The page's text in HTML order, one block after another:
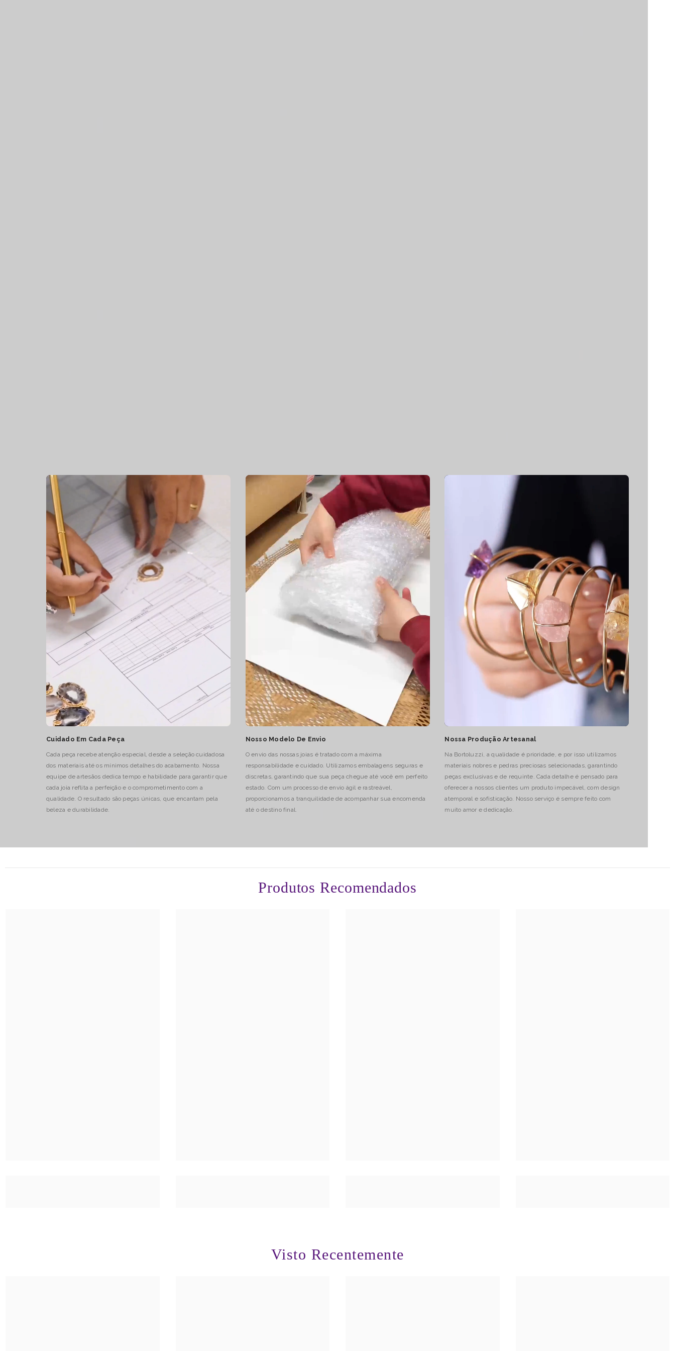
Cuidado Em Cada Peça
Cada peça recebe atenção especial, desde a seleção cuidadosa
dos materiais até os mínimos detalhes do acabamento. Nossa
equipe de artesãos dedica tempo e habilidade para garantir que
cada joia reflita a perfeição e o comprometimento com a
qualidade. O resultado são peças únicas, que encantam pela
beleza e durabilidade.
Nosso Modelo De Envio
O envio das nossas joias é tratado com a máxima
responsabilidade e cuidado. Utilizamos embalagens seguras e
discretas, garantindo que sua peça chegue até você em perfeito
estado. Com um processo de envio ágil e rastreável,
proporcionamos a tranquilidade de acompanhar sua encomenda
até o destino final.
Nossa Produção Artesanal
Na Bortoluzzi, a qualidade é prioridade, e por isso utilizamos
materiais nobres e pedras preciosas selecionadas, garantindo
peças exclusivas e de requinte. Cada detalhe é pensado para
oferecer a nossos clientes um produto impecável, com design
atemporal e sofisticação. Nosso serviço é sempre feito com
muito amor e dedicação.
Produtos Recomendados
Visto Recentemente